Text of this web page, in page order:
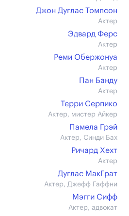
Джон Дуглас Томпсон
Актер
Эдвард Ферс
Актер
Реми Обержонуа
Актер
Пан Банду
Актер
Терри Серпико
Актер, мистер Айкер
Памела Грэй
Актер, Синди Бах
Ричард Хехт
Актер
Дуглас МакГрат
Актер, Джефф Гаффни
Мэгги Сифф
Актер, адвокат